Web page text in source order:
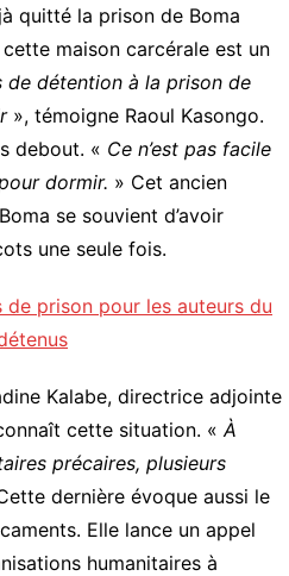
quitté la prison de Boma
maison carcérale est un
de détention à la prison de
», témoigne Raoul Kasongo.
debout. « Ce n’est pas facile
dormir. » Cet ancien
se souvient d’avoir
une seule fois.
de prison pour les auteurs du
Kalabe, directrice adjointe
cette situation. « À
précaires, plusieurs
dernière évoque aussi le
Elle lance un appel
humanitaires à